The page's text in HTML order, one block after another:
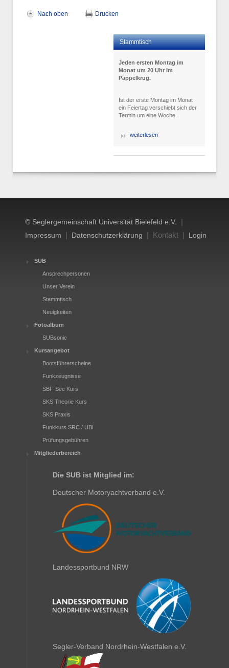
Nach oben Drucken
Stammtisch
Jeden ersten Montag im
Monat um 20 Uhr im
Pappelkrug.
Ist der erste Montag im Monat
ein Feiertag verschiebt sich der
Termin um eine Woche.
weiterlesen
© Seglergemeinschaft Universität Bielefeld e.V. |
Impressum | Datenschutzerklärung | Kontakt | Login
SUB
Ansprechpersonen
Unser Verein
Stammtisch
Neuigkeiten
Fotoalbum
SUBsonic
Kursangebot
Bootsführerscheine
Funkzeugnisse
SBF-See Kurs
SKS Theorie Kurs
SKS Praxis
Funkkurs SRC / UBI
Prüfungsgebühren
Mitgliederbereich
Die SUB ist Mitglied im:
Deutscher Motoryachtverband e.V.
Landessportbund NRW
Segler-Verband Nordrhein-Westfalen e.V.